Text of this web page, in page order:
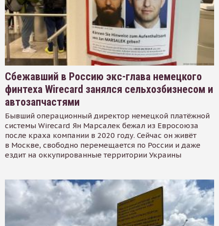
Сбежавший в Россию экс-глава немецкого
финтеха Wirecard занялся сельхозбизнесом и
автозапчастями
Бывший операционный директор немецкой платёжной
системы Wirecard Ян Марсалек бежал из Евросоюза
после краха компании в 2020 году. Сейчас он живёт
в Москве, свободно перемещается по России и даже
ездит на оккупированные территории Украины